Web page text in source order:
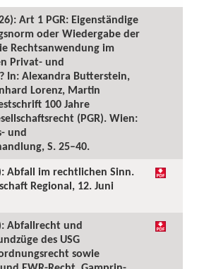
Art 1 PGR: Eigenständige
oder Wiedergabe der
Rechtsanwendung im
Privat- und
In: Alexandra Butterstein,
Lorenz, Martin
100 Jahre
(PGR). Wien:
und
S. 25–40.
Abfall im rechtlichen Sinn.
Regional, 12. Juni
Abfallrecht und
des USG
sowie